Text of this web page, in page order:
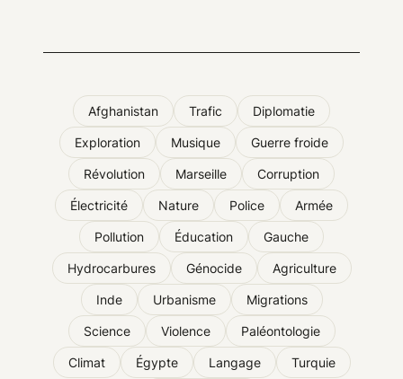
Afghanistan Trafic Diplomatie
Exploration Musique Guerre froide
Révolution Marseille Corruption
Électricité Nature Police Armée
Pollution Éducation Gauche
Hydrocarbures Génocide Agriculture
Inde Urbanisme Migrations
Science Violence Paléontologie
Climat Égypte Langage Turquie